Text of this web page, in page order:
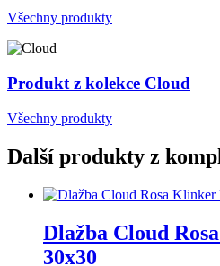
Všechny produkty
Produkt z kolekce Cloud
Všechny produkty
Další produkty z
Dlažba Cloud
30x30